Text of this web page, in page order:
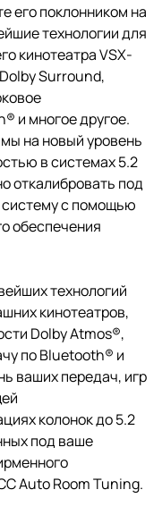
его поклонником на
технологии для
кинотеатра VSX-
Surround,
и многое другое.
на новый уровень
в системах 5.2
откалибровать под
с помощью
обеспечения
технологий
кинотеатров,
Dolby Atmos®,
по Bluetooth® и
ваших передач, игр
колонок до 5.2
под ваше
Auto Room Tuning.